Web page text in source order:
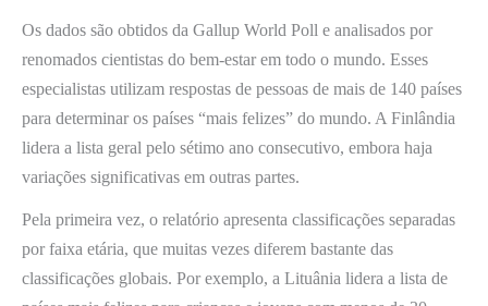
Os dados são obtidos da Gallup World Poll e analisados por
renomados cientistas do bem-estar em todo o mundo. Esses
especialistas utilizam respostas de pessoas de mais de 140 países
para determinar os países “mais felizes” do mundo. A Finlândia
lidera a lista geral pelo sétimo ano consecutivo, embora haja
variações significativas em outras partes.
Pela primeira vez, o relatório apresenta classificações separadas
por faixa etária, que muitas vezes diferem bastante das
classificações globais. Por exemplo, a Lituânia lidera a lista de